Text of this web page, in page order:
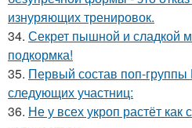
изнуряющих тренировок.
34. Секрет пышной и сладкой
подкормка!
35. Первый состав поп-
следующих участниц:
36. Не у всех укроп растёт как